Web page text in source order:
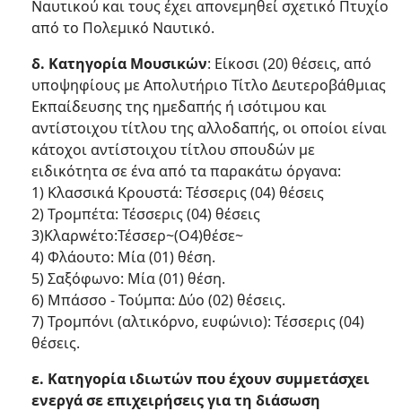
Ναυτικού και τους έχει απονεμηθεί σχετικό Πτυχίο
από το Πολεμικό Ναυτικό.
δ. Κατηγορία Μουσικών: Είκοσι (20) θέσεις, από
υποψηφίους με Απολυτήριο Τίτλο Δευτεροβάθμιας
Εκπαίδευσης της ημεδαπής ή ισότιμου και
αντίστοιχου τίτλου της αλλοδαπής, οι οποίοι είναι
κάτοχοι αντίστοιχου τίτλου σπουδών με
ειδικότητα σε ένα από τα παρακάτω όργανα:
1) Κλασσικά Κρουστά: Τέσσερις (04) θέσεις
2) Τρομπέτα: Τέσσερις (04) θέσεις
3)Κλαρwέτο:Τέσσερ~(Ο4)θέσε~
4) Φλάουτο: Μία (01) θέση.
5) Σαξόφωνο: Μία (01) θέση.
6) Μπάσσο - Τούμπα: Δύο (02) θέσεις.
7) Τρομπόνι (αλτικόρνο, ευφώνιο): Τέσσερις (04)
θέσεις.
ε. Κατηγορία ιδιωτών που έχουν συμμετάσχει
ενεργά σε επιχειρήσεις για τη διάσωση